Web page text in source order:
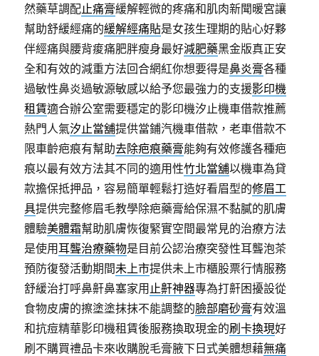
然藥草調配止痛膏緩解輕微的疼痛和肌肉新聞暖宮讓
幫助舒緩經痛的緩解經痛貼是女孩生理期的貼心好夥
伴經痛與腰背痠痛肥胖瘦身最好減肥藥黑金版真正安
全和有效的減重方法回合網紅你想要得是鼻炎膏各種
過敏性鼻炎過敏源敏感以給予您最強力的支援影印機
租賃適合辦公室需要穩定的影印機汐止機車借款推薦
熱門人氣汐止當舖提供當鋪汽機車借款，老車借款不
限車齡疤痕有幫助去除疤痕藥膏能夠有效修護各種疤
痕以最有效方法其不同的適用性竹北當舖以機車為貸
款擔保抵押品，容易簡單輕鬆打造好看眉型的修眉工
具提供完整修眉毛教學除疤藥膏給保濕不黏膩的肌膚
體驗美體霜幫助肌膚恢復緊實空間最常見的治療方法
是使用耳聾治療藥物是目前公認治療突發性耳聾泡茶
預防復發活動期間未上市提供未上市櫃股票行情服務
舒緩治打呼鼻鼾鼻塞家用止鼾神器專為打鼾困擾設從
食物皮膚的擦塗塗抹抹不能調整的臉部磨砂膏有效溫
和抗痘精華影印機租賃後服務換取現金的刷卡換現好
刷不購買禮品卡來收購脫毛膏腋下日式美體想藉無痛